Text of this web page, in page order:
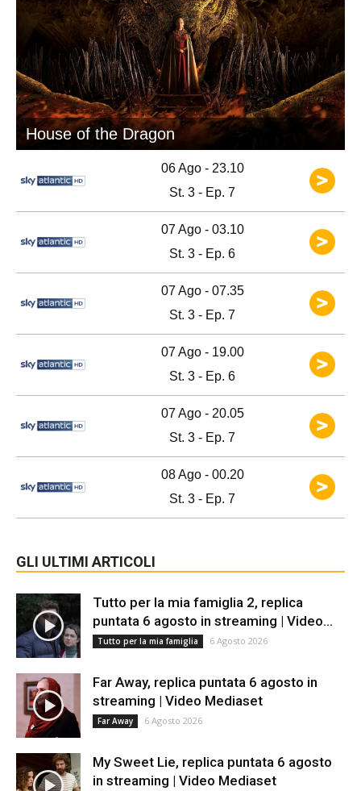
House of the Dragon
06 Ago - 23.10
St. 3 - Ep. 7
07 Ago - 03.10
St. 3 - Ep. 6
07 Ago - 07.35
St. 3 - Ep. 7
07 Ago - 19.00
St. 3 - Ep. 6
07 Ago - 20.05
St. 3 - Ep. 7
08 Ago - 00.20
St. 3 - Ep. 7
GLI ULTIMI ARTICOLI
Tutto per la mia famiglia 2, replica
puntata 6 agosto in streaming | Video...
Tutto per la mia famiglia 6 Agosto 2026
Far Away, replica puntata 6 agosto in
streaming | Video Mediaset
Far Away 6 Agosto 2026
My Sweet Lie, replica puntata 6 agosto
in streaming | Video Mediaset